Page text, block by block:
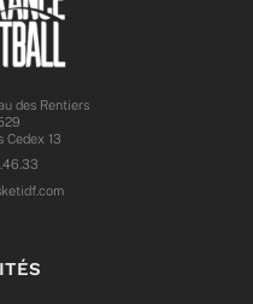
des Rentiers
Cedex 13